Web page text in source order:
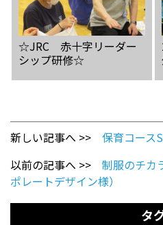
☆JRC 赤十字リーダー
シップ研修☆
新しい記事へ >> 保育コース
以前の記事へ >> 制服のチカ
ポレートデザイン様）
タ